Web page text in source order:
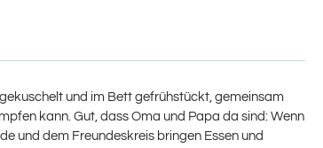
und im Bett gefrühstückt, gemeinsam
kann. Gut, dass Oma und Papa da sind: Wenn
und dem Freundeskreis bringen Essen und